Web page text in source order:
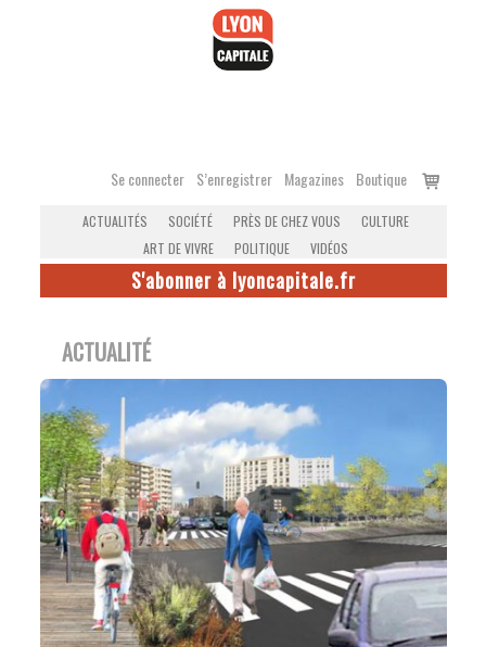
Se connecter S’enregistrer Magazines Boutique
Voir
ACTUALITÉS SOCIÉTÉ PRÈS DE CHEZ VOUS
CULTURE
ART DE VIVRE
POLITIQUE VIDÉOS
S'abonner à lyoncapitale.fr
ACTUALITÉ